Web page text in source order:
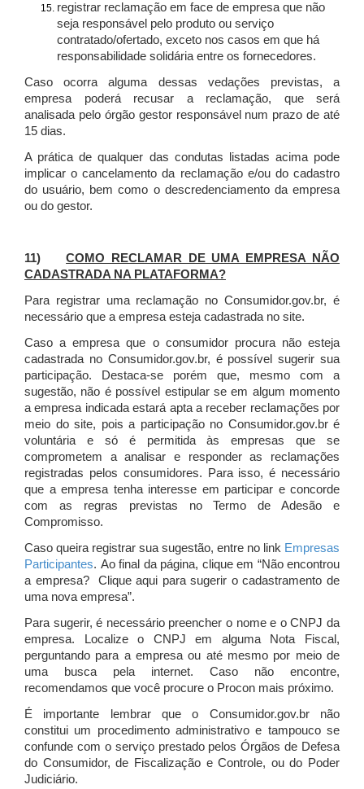
registrar reclamação em face de empresa que não
seja responsável pelo produto ou serviço
contratado/ofertado, exceto nos casos em que há
responsabilidade solidária entre os fornecedores.
Caso ocorra alguma dessas vedações previstas, a
empresa poderá recusar a reclamação, que será
analisada pelo órgão gestor responsável num prazo de até
15 dias.
A prática de qualquer das condutas listadas acima pode
implicar o cancelamento da reclamação e/ou do cadastro
do usuário, bem como o descredenciamento da empresa
ou do gestor.
11)COMO RECLAMAR DE UMA EMPRESA NÃO
CADASTRADA NA PLATAFORMA?
Para registrar uma reclamação no Consumidor.gov.br, é
necessário que a empresa esteja cadastrada no site.
Caso a empresa que o consumidor procura não esteja
cadastrada no Consumidor.gov.br, é possível sugerir sua
participação. Destaca-se porém que, mesmo com a
sugestão, não é possível estipular se em algum momento
a empresa indicada estará apta a receber reclamações por
meio do site, pois a participação no Consumidor.gov.br é
voluntária e só é permitida às empresas que se
comprometem a analisar e responder as reclamações
registradas pelos consumidores. Para isso, é necessário
que a empresa tenha interesse em participar e concorde
com as regras previstas no Termo de Adesão e
Compromisso.
Caso queira registrar sua sugestão, entre no link Empresas
Participantes. Ao final da página, clique em “Não encontrou
a empresa? Clique aqui para sugerir o cadastramento de
uma nova empresa”.
Para sugerir, é necessário preencher o nome e o CNPJ da
empresa. Localize o CNPJ em alguma Nota Fiscal,
perguntando para a empresa ou até mesmo por meio de
uma busca pela internet. Caso não encontre,
recomendamos que você procure o Procon mais próximo.
É importante lembrar que o Consumidor.gov.br não
constitui um procedimento administrativo e tampouco se
confunde com o serviço prestado pelos Órgãos de Defesa
do Consumidor, de Fiscalização e Controle, ou do Poder
Judiciário.